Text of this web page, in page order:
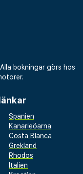
bokningar görs hos
Spanien
Kanarieöarna
Costa Blanca
Grekland
Rhodos
Italien